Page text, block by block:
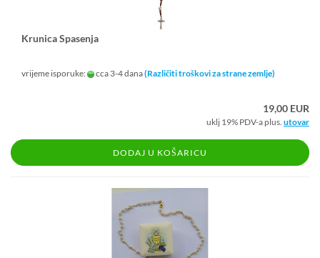
Kru­ni­ca Spa­se­nja
vrijeme isporuke: cca 3-4 dana(Različiti troškovi za strane zemlje)
19,00 EUR
uklj 19% PDV-a plus. utovar
DODAJ U KOŠARICU